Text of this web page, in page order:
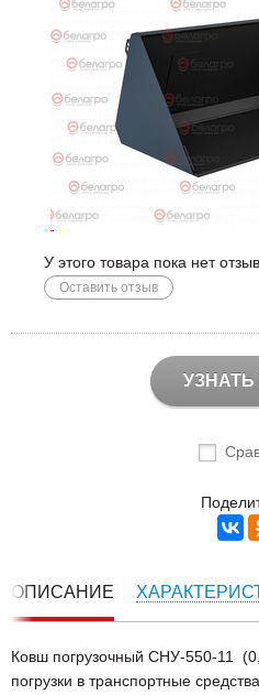
У этого товара пока нет
Оставить отзыв
УЗНАТЬ
ОПИСАНИЕ
Ковш погрузочный СНУ-550-11
погрузки в транспортные